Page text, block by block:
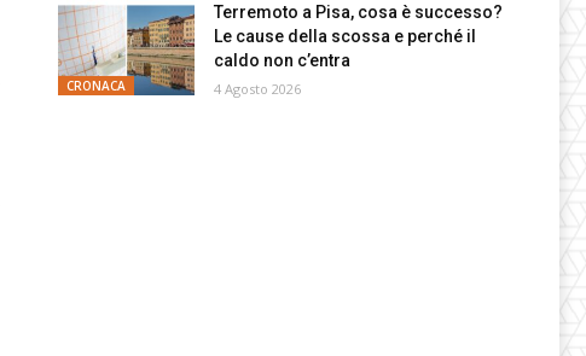
CRONACA
Terremoto a Pisa, cosa è successo?
Le cause della scossa e perché il
caldo non c’entra
4 Agosto 2026